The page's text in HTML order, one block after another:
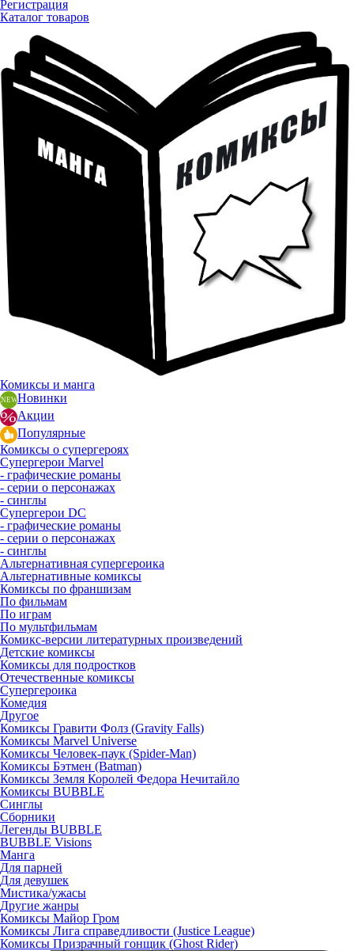
Регистрация
Каталог товаров
Комиксы и манга
Новинки
Акции
Популярные
Комиксы о супергероях
Супергерои Marvel
- графические романы
- серии о персонажах
- синглы
Супергерои DC
- графические романы
- серии о персонажах
- синглы
Альтернативная супергероика
Альтернативные комиксы
Комиксы по франшизам
По фильмам
По играм
По мультфильмам
Комикс-версии литературных произведений
Детские комиксы
Комиксы для подростков
Отечественные комиксы
Супергероика
Комедия
Другое
Комиксы Гравити Фолз (Gravity Falls)
Комиксы Marvel Universe
Комиксы Человек-паук (Spider-Man)
Комиксы Бэтмен (Batman)
Комиксы Земля Королей Федора Нечитайло
Комиксы BUBBLE
Синглы
Сборники
Легенды BUBBLE
BUBBLE Visions
Манга
Для парней
Для девушек
Мистика/ужасы
Другие жанры
Комиксы Майор Гром
Комиксы Лига справедливости (Justice League)
Комиксы Призрачный гонщик (Ghost Rider)